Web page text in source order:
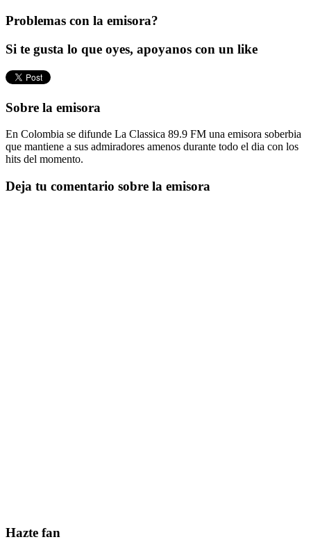
Problemas con la emisora?
Si te gusta lo que oyes, apoyanos con un like
Sobre la emisora
En Colombia se difunde La Classica 89.9 FM una emisora soberbia
que mantiene a sus admiradores amenos durante todo el dia con los
hits del momento.
Deja tu comentario sobre la emisora
Hazte fan